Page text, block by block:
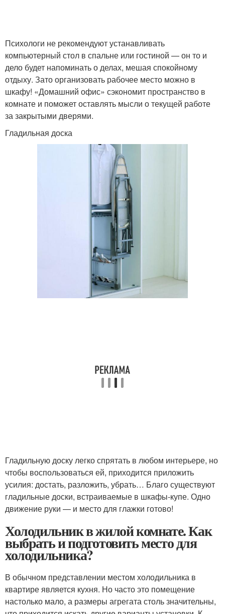
Психологи не рекомендуют устанавливать
компьютерный стол в спальне или гостиной — он то и
дело будет напоминать о делах, мешая спокойному
отдыху. Зато организовать рабочее место можно в
шкафу! «Домашний офис» сэкономит пространство в
комнате и поможет оставлять мысли о текущей работе
за закрытыми дверями.
Гладильная доска
Гладильную доску легко спрятать в любом интерьере, но
чтобы воспользоваться ей, приходится приложить
усилия: достать, разложить, убрать… Благо существуют
гладильные доски, встраиваемые в шкафы-купе. Одно
движение руки — и место для глажки готово!
Холодильник в жилой комнате. Как
выбрать и подготовить место для
холодильника?
В обычном представлении местом холодильника в
квартире является кухня. Но часто это помещение
настолько мало, а размеры агрегата столь значительны,